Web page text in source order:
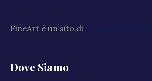
FineArt è un sito di Di Mano in Mano
Dove Siamo